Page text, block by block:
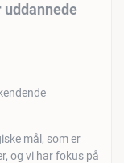
mål, som er
og vi har fokus på